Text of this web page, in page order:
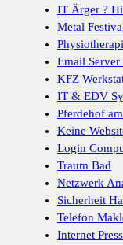
IT Ärger ?
Metal
Email
KFZ
IT & EDV
Pferdehof
Keine
Login
Traum Bad
Netzwerk
Sicherheit
Telefon
Internet